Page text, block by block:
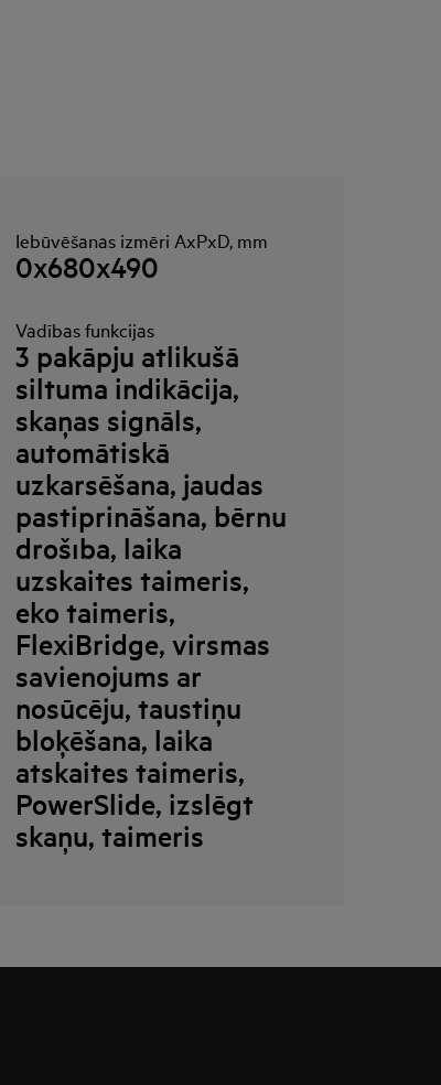
Iebūvēšanas izmēri AxPxD, mm
0x680x490
Vadības funkcijas
3 pakāpju atlikušā
siltuma indikācija,
skaņas signāls,
automātiskā
uzkarsēšana, jaudas
pastiprināšana, bērnu
drošība, laika
uzskaites taimeris,
eko taimeris,
FlexiBridge, virsmas
savienojums ar
nosūcēju, taustiņu
bloķēšana, laika
atskaites taimeris,
PowerSlide, izslēgt
skaņu, taimeris